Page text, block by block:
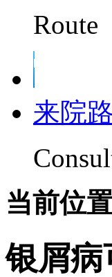
Route
来院
当前位置
银屑病